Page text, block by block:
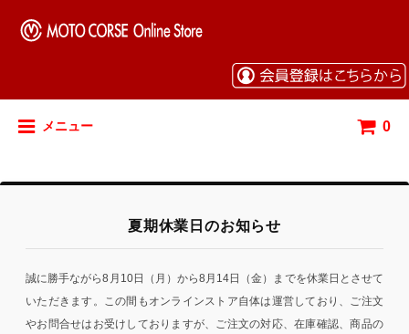
メニュー 0
夏期休業日のお知らせ
誠に勝手ながら8月10日（月）から8月14日（金）までを休業日とさせて
いただきます。この間もオンラインストア自体は運営しており、ご注文
やお問合せはお受けしておりますが、ご注文の対応、在庫確認、商品の